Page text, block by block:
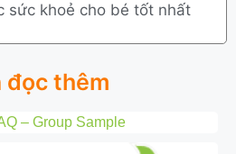
sức khoẻ cho bé tốt nhất
đọc thêm
– Group Sample